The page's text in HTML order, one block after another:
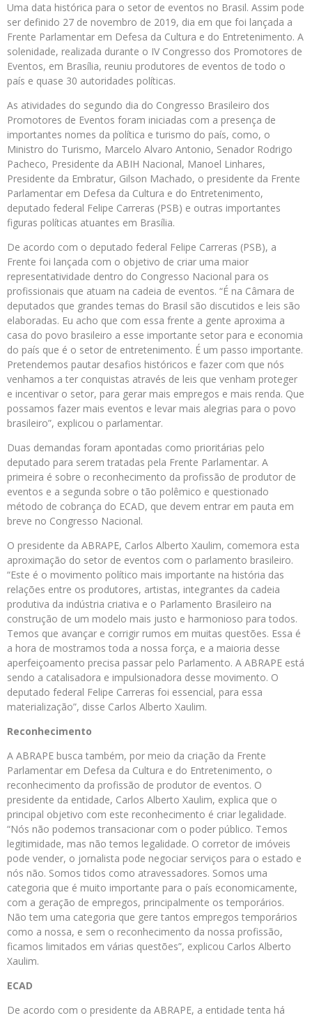
Uma data histórica para o setor de eventos no Brasil. Assim pode
ser definido 27 de novembro de 2019, dia em que foi lançada a
Frente Parlamentar em Defesa da Cultura e do Entretenimento. A
solenidade, realizada durante o IV Congresso dos Promotores de
Eventos, em Brasília, reuniu produtores de eventos de todo o
país e quase 30 autoridades políticas.
As atividades do segundo dia do Congresso Brasileiro dos
Promotores de Eventos foram iniciadas com a presença de
importantes nomes da política e turismo do país, como, o
Ministro do Turismo, Marcelo Alvaro Antonio, Senador Rodrigo
Pacheco, Presidente da ABIH Nacional, Manoel Linhares,
Presidente da Embratur, Gilson Machado, o presidente da Frente
Parlamentar em Defesa da Cultura e do Entretenimento,
deputado federal Felipe Carreras (PSB) e outras importantes
figuras políticas atuantes em Brasília.
De acordo com o deputado federal Felipe Carreras (PSB), a
Frente foi lançada com o objetivo de criar uma maior
representatividade dentro do Congresso Nacional para os
profissionais que atuam na cadeia de eventos. “É na Câmara de
deputados que grandes temas do Brasil são discutidos e leis são
elaboradas. Eu acho que com essa frente a gente aproxima a
casa do povo brasileiro a esse importante setor para e economia
do país que é o setor de entretenimento. É um passo importante.
Pretendemos pautar desafios históricos e fazer com que nós
venhamos a ter conquistas através de leis que venham proteger
e incentivar o setor, para gerar mais empregos e mais renda. Que
possamos fazer mais eventos e levar mais alegrias para o povo
brasileiro”, explicou o parlamentar.
Duas demandas foram apontadas como prioritárias pelo
deputado para serem tratadas pela Frente Parlamentar. A
primeira é sobre o reconhecimento da profissão de produtor de
eventos e a segunda sobre o tão polêmico e questionado
método de cobrança do ECAD, que devem entrar em pauta em
breve no Congresso Nacional.
O presidente da ABRAPE, Carlos Alberto Xaulim, comemora esta
aproximação do setor de eventos com o parlamento brasileiro.
“Este é o movimento político mais importante na história das
relações entre os produtores, artistas, integrantes da cadeia
produtiva da indústria criativa e o Parlamento Brasileiro na
construção de um modelo mais justo e harmonioso para todos.
Temos que avançar e corrigir rumos em muitas questões. Essa é
a hora de mostramos toda a nossa força, e a maioria desse
aperfeiçoamento precisa passar pelo Parlamento. A ABRAPE está
sendo a catalisadora e impulsionadora desse movimento. O
deputado federal Felipe Carreras foi essencial, para essa
materialização”, disse Carlos Alberto Xaulim.
Reconhecimento
A ABRAPE busca também, por meio da criação da Frente
Parlamentar em Defesa da Cultura e do Entretenimento, o
reconhecimento da profissão de produtor de eventos. O
presidente da entidade, Carlos Alberto Xaulim, explica que o
principal objetivo com este reconhecimento é criar legalidade.
“Nós não podemos transacionar com o poder público. Temos
legitimidade, mas não temos legalidade. O corretor de imóveis
pode vender, o jornalista pode negociar serviços para o estado e
nós não. Somos tidos como atravessadores. Somos uma
categoria que é muito importante para o país economicamente,
com a geração de empregos, principalmente os temporários.
Não tem uma categoria que gere tantos empregos temporários
como a nossa, e sem o reconhecimento da nossa profissão,
ficamos limitados em várias questões”, explicou Carlos Alberto
Xaulim.
ECAD
De acordo com o presidente da ABRAPE, a entidade tenta há